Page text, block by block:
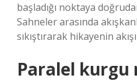
başladığı noktaya
Sahneler arasında
sıkıştırarak hikayenin
Paralel kurgu